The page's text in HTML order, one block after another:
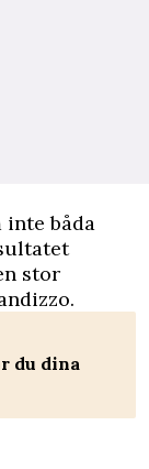
inte båda
stor
du dina